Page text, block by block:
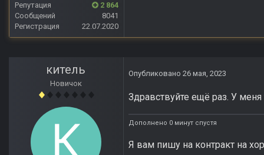
Репутация
2 864
Сообщений
8041
Регистрация
22.07.2020
китель
Новичок
Опубликовано 26 мая, 2023
Здравствуйте ещё раз. У
Дополнено 0 минут спустя
Я вам пишу на контракт на